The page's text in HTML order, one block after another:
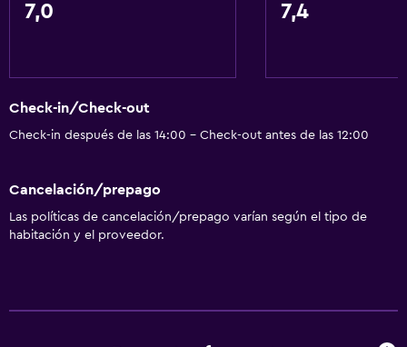
7,0 7,4
Check-in/Check-out
Check-in después de las 14:00 - Check-out antes de las 12:00
Cancelación/prepago
Las políticas de cancelación/prepago varían según el tipo de
habitación y el proveedor.